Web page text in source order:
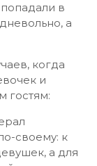
в
а
когда
и
гостям:
своему: к
а для